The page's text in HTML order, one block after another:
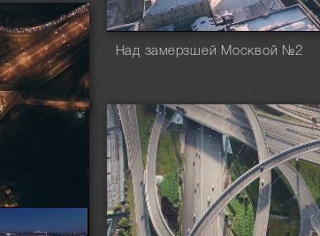
Над замерзшей Москвой №2